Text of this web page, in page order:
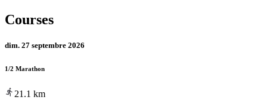
Courses
dim. 27 septembre 2026
1/2 Marathon
21.1 km